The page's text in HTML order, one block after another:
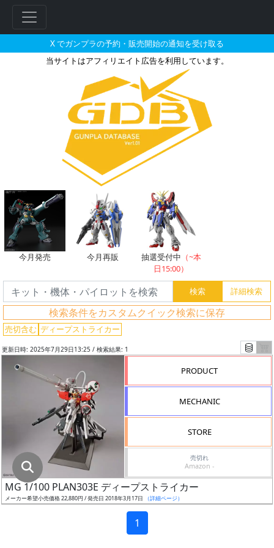
X でガンプラの予約・販売開始の通知を受け取る
当サイトはアフィリエイト広告を利用しています。
ディープストライカーのガンプ
今月発売 今月再販 抽選受付中 （~本
日15:00）
検索条件をカスタムクイック検索に保存
売切含む ディープストライカー
ー
索
グ
レ
ド
成
形
色
更新日時: 2025年7月29日13:25 / 検索結果: 1
PRODUCT
MECHANIC
STORE
売切れ
Amazon -
MG 1/100 PLAN303E ディープストライカー
メーカー希望小売価格 22,880円 / 発売日 2018年3月17日 （詳細ページ）
1